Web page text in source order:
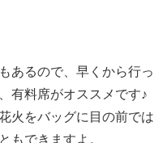
あるので、早くから行っ
有料席がオススメです♪
火をバッグに目の前では
もできますよ。